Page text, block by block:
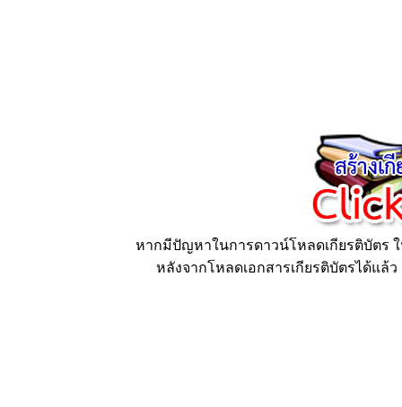
หากมีปัญหาในการดาวน์โหลดเกียรติบัตร
หลังจากโหลดเอกสารเกียรติบัตรได้แล้